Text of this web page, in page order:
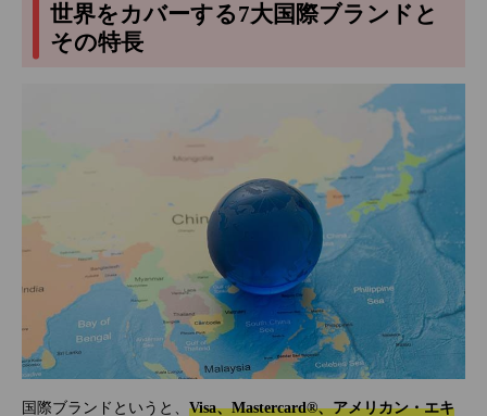
世界をカバーする7大国際ブランドと
その特長
国際ブランドというと、 Visa、Mastercard®、アメリカン・エキ